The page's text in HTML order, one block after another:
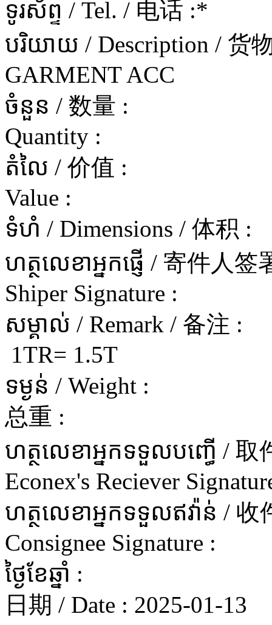
ទូរស័ព្ទ / Tel. / 电话 :*
បរិយាយ / Description / 货
GARMENT ACC
ចំនួន / 数量 :
Quantity :
តំលៃ / 价值 :
Value :
ទំហំ / Dimensions / 体积 :
ហត្ថលេខាអ្នកផ្ញើ / 寄件人
Shiper Signature :
សម្គាល់ / Remark / 备注 :
1TR= 1.5T
ទម្ងន់ / Weight :
总重 :
ហត្ថលេខាអ្នកទទួលបញ្ធើ / 取
Econex's Reciever
ហត្ថលេខាអ្នកទទួលឥវ៉ាន់ /
Consignee Signature :
ថ្ងៃខែឆ្នាំ :
日期 / Date : 2025-01-13